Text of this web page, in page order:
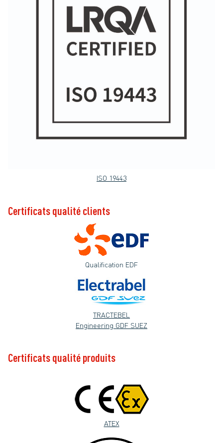
ISO 19443
Certificats qualité clients
Qualification EDF
TRACTEBEL
Engineering GDF SUEZ
Certificats qualité produits
ATEX